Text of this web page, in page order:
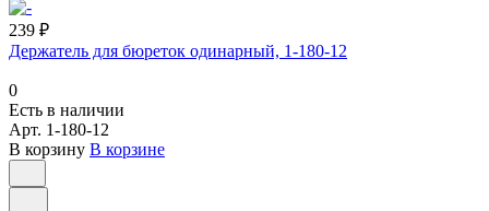
239 ₽
Держатель для бюреток одинарный, 1-180-12
0
Есть в наличии
Арт. 1-180-12
В корзину В корзине